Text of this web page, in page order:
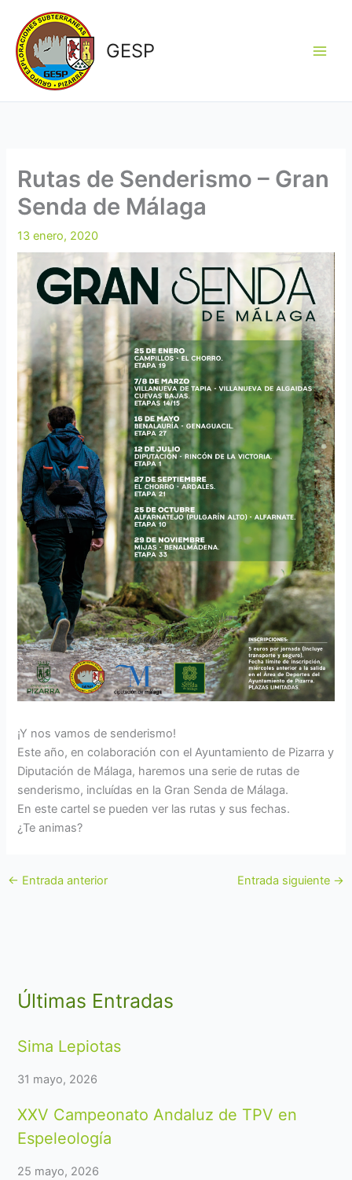
contenido
GESP
Rutas de Senderismo – Gran
Senda de Málaga
13 enero, 2020
¡Y nos vamos de senderismo!
Este año, en colaboración con el Ayuntamiento de Pizarra y
Diputación de Málaga, haremos una serie de rutas de
senderismo, incluídas en la Gran Senda de Málaga.
En este cartel se pueden ver las rutas y sus fechas.
¿Te animas?
← Entrada anterior Entrada siguiente →
Últimas Entradas
Sima Lepiotas
31 mayo, 2026
XXV Campeonato Andaluz de TPV en
Espeleología
25 mayo, 2026